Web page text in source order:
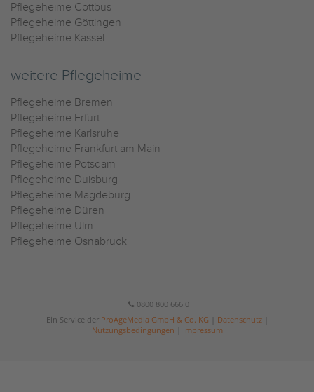
Pflegeheime Cottbus
Pflegeheime Göttingen
Pflegeheime Kassel
weitere Pflegeheime
Pflegeheime Bremen
Pflegeheime Erfurt
Pflegeheime Karlsruhe
Pflegeheime Frankfurt am Main
Pflegeheime Potsdam
Pflegeheime Duisburg
Pflegeheime Magdeburg
Pflegeheime Düren
Pflegeheime Ulm
Pflegeheime Osnabrück
0800 800 666 0
Ein Service der ProAgeMedia GmbH & Co. KG Datenschutz|
Nutzungsbedingungen
Impressum